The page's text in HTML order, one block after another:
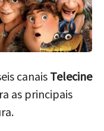
canais Telecine
as principais